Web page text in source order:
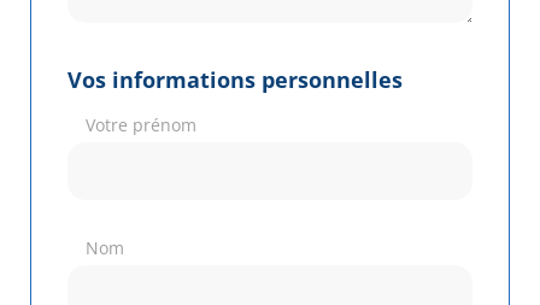
Vos informations personnelles
Votre prénom
Nom